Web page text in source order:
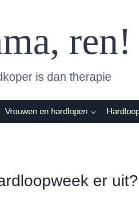
ren!
is dan therapie
Vrouwen en hardlopen
er uit?